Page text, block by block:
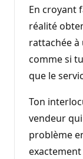
En croyant
réalité
rattachée à
comme si
que le
Ton
vendeur
problème